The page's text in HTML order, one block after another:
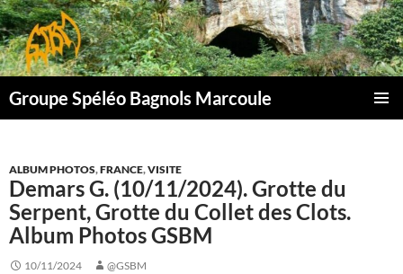
Aller
au
contenu
Groupe Spéléo Bagnols Marcoule
ALBUM PHOTOS,FRANCE,VISITE
Demars G. (10/11/2024). Grotte du
Serpent, Grotte du Collet des Clots.
Album Photos GSBM
10/11/2024 @GSBM